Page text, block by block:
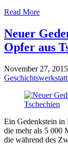
Read More
Neuer
Opfer aus
November 27, 2015
Ein Gedenkstein in
die mehr als 5 000
die während des